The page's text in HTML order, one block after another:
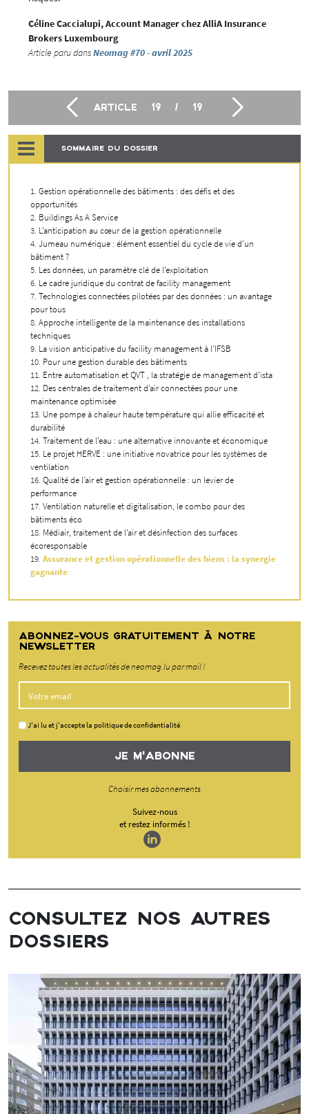
Céline Caccialupi, Account Manager chez AlliA Insurance
Brokers Luxembourg
Article paru dansNeomag #70 - avril 2025
ARTICLE 19 / 19
SOMMAIRE DU DOSSIER
Gestion opérationnelle des bâtiments : des défis et des
opportunités
Buildings As A Service
L’anticipation au cœur de la gestion opérationnelle
Jumeau numérique : élément essentiel du cycle de vie d’un
bâtiment ?
Les données, un paramètre clé de l’exploitation
Le cadre juridique du contrat de facility management
Technologies connectées pilotées par des données : un avantage
pour tous
Approche intelligente de la maintenance des installations
techniques
La vision anticipative du facility management à l’IFSB
Pour une gestion durable des bâtiments
Entre automatisation et QVT , la stratégie de management d’ista
Des centrales de traitement d’air connectées pour une
maintenance optimisée
Une pompe à chaleur haute température qui allie efficacité et
durabilité
Traitement de l’eau : une alternative innovante et économique
Le projet HERVE : une initiative novatrice pour les systèmes de
ventilation
Qualité de l’air et gestion opérationnelle : un levier de
performance
Ventilation naturelle et digitalisation, le combo pour des
bâtiments éco
Médiair, traitement de l’air et désinfection des surfaces
écoresponsable
Assurance et gestion opérationnelle des biens : la synergie
gagnante
ABONNEZ-VOUS GRATUITEMENT À NOTRE
NEWSLETTER
Recevez toutes les actualités de neomag.lu par mail !
J'ai lu et j'accepte la politique de confidentialité
JE M'ABONNE
Choisir mes abonnements
Suivez-nous
et restez informés !
CONSULTEZ NOS AUTRES
DOSSIERS